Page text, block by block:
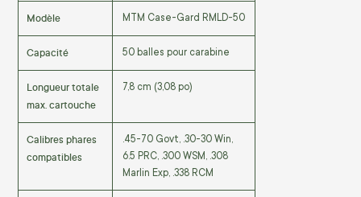
Modèle MTM Case-Gard RMLD-50
Capacité 50 balles pour carabine
Longueur totale
max. cartouche
7,8 cm (3,08 po)
Calibres phares
compatibles
.45-70 Govt, .30-30 Win,
6.5 PRC, .300 WSM, .308
Marlin Exp, .338 RCM